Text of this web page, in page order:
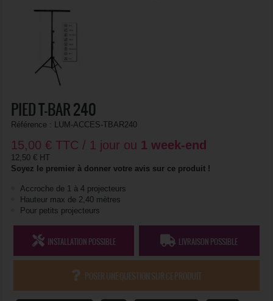
PIED T-BAR 240
Référence : LUM-ACCES-TBAR240
15,00 € TTC / 1 jour ou 1 week-end
12,50 € HT
Soyez le premier à donner votre avis sur ce produit !
Accroche de 1 à 4 projecteurs
Hauteur max de 2,40 mètres
Pour petits projecteurs
INSTALLATION POSSIBLE LIVRAISON POSSIBLE
POSER UNE QUESTION SUR CE PRODUIT